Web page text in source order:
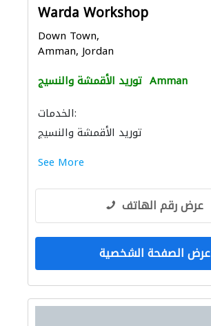
Warda Workshop
Down Town,
Amman, Jordan
توريد الأقمشة والنسيج Amman
الخدمات:
توريد الأقمشة والنسيج
See More
عرض رقم الهاتف
عرض الصفحة الشخصية